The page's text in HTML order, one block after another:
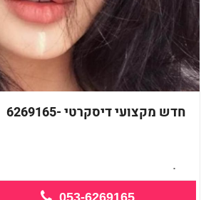
חדש מקצועי דיסקרטי -6269165
כל סוגי העיסויים מעסה מקצועית
053-6269165